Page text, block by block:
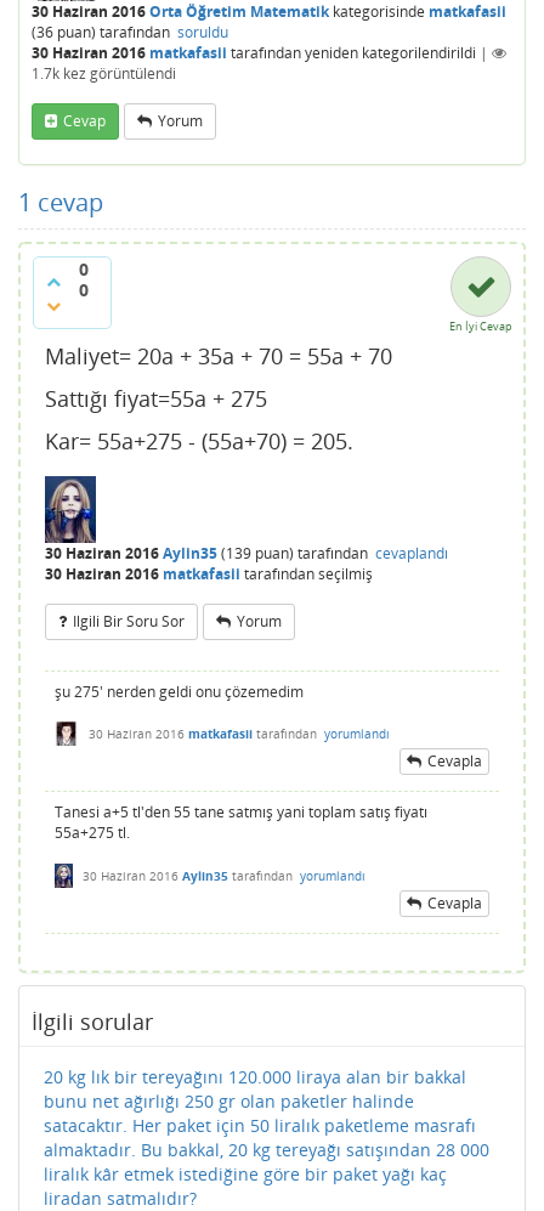
30 Haziran 2016Orta Öğretim Matematikkategorisinde matkafasii
(36 puan) tarafından soruldu
30 Haziran 2016 matkafasii tarafındanyeniden kategorilendirildi |
1.7k kez görüntülendi
Cevap Yorum
1 cevap
0
0
En İyi Cevap
Maliyet= 20a + 35a + 70 = 55a + 70
Sattığı fiyat=55a + 275
Kar= 55a+275 - (55a+70) = 205.
30 Haziran 2016Aylin35(139 puan) tarafından cevaplandı
30 Haziran 2016 matkafasii tarafındanseçilmiş
Ilgili Bir Soru Sor Yorum
şu 275' nerden geldi onu çözemedim
30 Haziran 2016 matkafasii tarafından yorumlandı
Cevapla
Tanesi a+5 tl'den 55 tane satmış yani toplam satış fiyatı
55a+275 tl.
30 Haziran 2016 Aylin35 tarafından yorumlandı
Cevapla
İlgili sorular
20 kg lık bir tereyağını 120.000 liraya alan bir bakkal
bunu net ağırlığı 250 gr olan paketler halinde
satacaktır. Her paket için 50 liralık paketleme masrafı
almaktadır. Bu bakkal, 20 kg tereyağı satışından 28 000
liralık kâr etmek istediğine göre bir paket yağı kaç
liradan satmalıdır?